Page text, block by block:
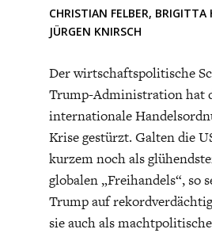
ENERGIE &
CHRISTIAN FELBER, BRIGITTA
JÜRGEN KNIRSCH
Der wirtschaftspolitische
Trump-Administration hat
internationale
Krise gestürzt. Galten die
kurzem noch als
globalen „Freihandels“, so
Trump auf
sie auch als